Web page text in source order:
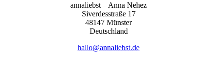
anna­liebst – Anna Nehez
Sive­r­des­stra­ße 17
48147 Müns­ter
Deutsch­land
hallo@annaliebst.de